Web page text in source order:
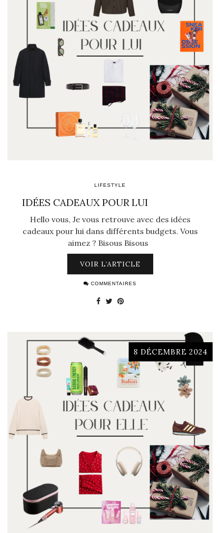
LIFESTYLE
IDÉES CADEAUX POUR LUI
Hello vous, Je vous retrouve avec des idées
cadeaux pour lui dans différents budgets. Vous
aimez ? Bisous Bisous
VOIR L’ARTICLE
COMMENTAIRES
8 DÉCEMBRE 2024